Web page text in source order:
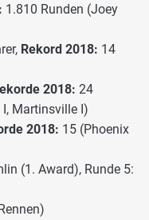
1.810 Runden (Joey
Rekord 2018: 14
2018: 24
Martinsville I)
2018: 15 (Phoenix
(1. Award), Runde 5: